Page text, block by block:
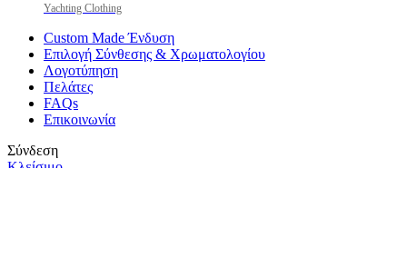
Yachting Clothing
Custom Made Ένδυση
Επιλογή Σύνθεσης & Χρωματολογίου
Λογοτύπηση
Πελάτες
FAQs
Επικοινωνία
Σύνδεση
Κλείσιμο